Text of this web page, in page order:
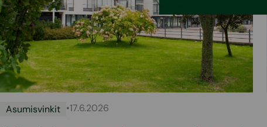
Asumisvinkit •17.6.2026